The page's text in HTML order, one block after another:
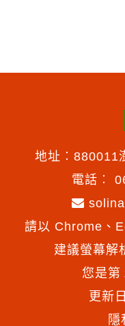
地址︰880011
電話︰
請以 Chrome、
建議螢幕解
您是第
更新
隱